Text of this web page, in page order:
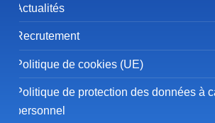
Actualités
Recrutement
Politique de cookies (UE)
Politique de protection des données à
personnel